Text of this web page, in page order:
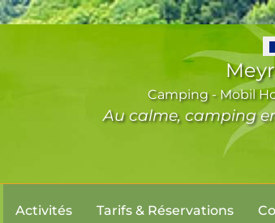
votre langue
Camping - Mobil
Au calme, camping
Activités Tarifs & Réservations